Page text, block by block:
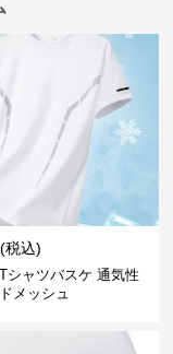
(税込)
シャツバスケ 通気性
メッシュ